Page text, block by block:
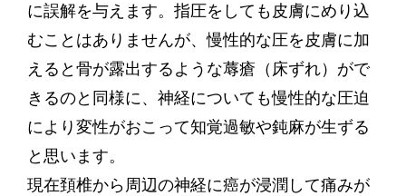
に誤解を与えます。指圧をしても皮膚にめり込
むことはありませんが、慢性的な圧を皮膚に加
えると骨が露出するような蓐瘡（床ずれ）がで
きるのと同様に、神経についても慢性的な圧迫
により変性がおこって知覚過敏や鈍麻が生ずる
と思います。
現在頚椎から周辺の神経に癌が浸潤して痛みが